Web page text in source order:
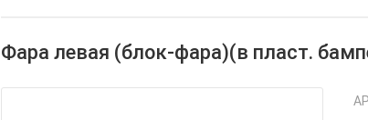
Фара левая (блок-фара)(в пласт.